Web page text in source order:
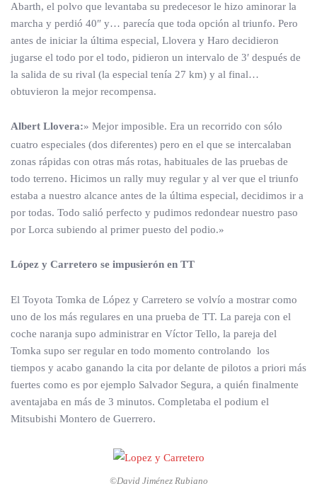
Abarth, el polvo que levantaba su predecesor le hizo aminorar la
marcha y perdió 40″ y… parecía que toda opción al triunfo. Pero
antes de iniciar la última especial, Llovera y Haro decidieron
jugarse el todo por el todo, pidieron un intervalo de 3′ después de
la salida de su rival (la especial tenía 27 km) y al final…
obtuvieron la mejor recompensa.
Albert Llovera:» Mejor imposible. Era un recorrido con sólo
cuatro especiales (dos diferentes) pero en el que se intercalaban
zonas rápidas con otras más rotas, habituales de las pruebas de
todo terreno. Hicimos un rally muy regular y al ver que el triunfo
estaba a nuestro alcance antes de la última especial, decidimos ir a
por todas. Todo salió perfecto y pudimos redondear nuestro paso
por Lorca subiendo al primer puesto del podio.»
López y Carretero se impusierón en TT
El Toyota Tomka de López y Carretero se volvío a mostrar como
uno de los más regulares en una prueba de TT. La pareja con el
coche naranja supo administrar en Víctor Tello, la pareja del
Tomka supo ser regular en todo momento controlando los
tiempos y acabo ganando la cita por delante de pilotos a priori más
fuertes como es por ejemplo Salvador Segura, a quién finalmente
aventajaba en más de 3 minutos. Completaba el podium el
Mitsubishi Montero de Guerrero.
©David Jiménez Rubiano